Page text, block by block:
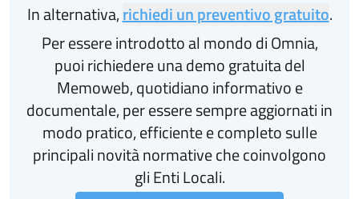
In alternativa,richiedi un preventivo gratuito.
Per essere introdotto al mondo di Omnia,
puoi richiedere una demo gratuita del
Memoweb, quotidiano informativo e
documentale, per essere sempre aggiornati in
modo pratico, efficiente e completo sulle
principali novità normative che coinvolgono
gli Enti Locali.